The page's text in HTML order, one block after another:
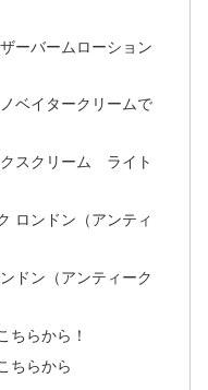
ーバームローション
ベイタークリームで
スクリーム ライト
ロンドン（アンティ
ドン（アンティーク
ちらから！
ちらから